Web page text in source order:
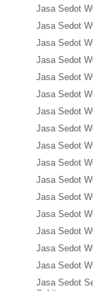
Jasa Sedot
Jasa Sedot
Jasa Sedot
Jasa Sedot
Jasa Sedot
Jasa Sedot
Jasa Sedot
Jasa Sedot
Jasa Sedot
Jasa Sedot
Jasa Sedot
Jasa Sedot
Jasa Sedot
Jasa Sedot
Jasa Sedot
Jasa Sedot
Jasa Sedot